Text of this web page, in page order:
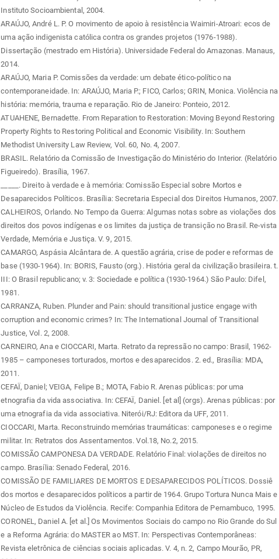
Instituto Socioambiental, 2004.
ARAÚJO, André L. P. O movimento de apoio à resistência Waimiri-Atroari: ecos de
uma ação indigenista católica contra os grandes projetos (1976-1988).
Dissertação (mestrado em História). Universidade Federal do Amazonas. Manaus,
2014.
ARAÚJO, Maria P. Comissões da verdade: um debate ético-político na
contemporaneidade. In: ARAÚJO, Maria P.; FICO, Carlos; GRIN, Monica. Violência na
história: memória, trauma e reparação. Rio de Janeiro: Ponteio, 2012.
ATUAHENE, Bernadette. From Reparation to Restoration: Moving Beyond Restoring
Property Rights to Restoring Political and Economic Visibility. In: Southern
Methodist University Law Review, Vol. 60, No. 4, 2007.
BRASIL. Relatório da Comissão de Investigação do Ministério do Interior. (Relatório
Figueiredo). Brasília, 1967.
_____. Direito à verdade e à memória: Comissão Especial sobre Mortos e
Desaparecidos Políticos. Brasília: Secretaria Especial dos Direitos Humanos, 2007.
CALHEIROS, Orlando. No Tempo da Guerra: Algumas notas sobre as violações dos
direitos dos povos indígenas e os limites da justiça de transição no Brasil. Re-vista
Verdade, Memória e Justiça. V. 9, 2015.
CAMARGO, Aspásia Alcântara de. A questão agrária, crise de poder e reformas de
base (1930-1964). In: BORIS, Fausto (org.). História geral da civilização brasileira. t.
III: O Brasil republicano; v. 3: Sociedade e política (1930-1964.) São Paulo: Difel,
1981.
CARRANZA, Ruben. Plunder and Pain: should transitional justice engage with
corruption and economic crimes? In: The International Journal of Transitional
Justice, Vol. 2, 2008.
CARNEIRO, Ana e CIOCCARI, Marta. Retrato da repressão no campo: Brasil, 1962-
1985 – camponeses torturados, mortos e desaparecidos. 2. ed., Brasília: MDA,
2011.
CEFAÏ, Daniel; VEIGA, Felipe B.; MOTA, Fabio R. Arenas públicas: por uma
etnografia da vida associativa. In: CEFAÏ, Daniel. [et al] (orgs). Arenas públicas: por
uma etnografia da vida associativa. Niterói/RJ: Editora da UFF, 2011.
CIOCCARI, Marta. Reconstruindo memórias traumáticas: camponeses e o regime
militar. In: Retratos dos Assentamentos. Vol.18, No.2, 2015.
COMISSÃO CAMPONESA DA VERDADE. Relatório Final: violações de direitos no
campo. Brasília: Senado Federal, 2016.
COMISSÃO DE FAMILIARES DE MORTOS E DESAPARECIDOS POLÍTICOS. Dossiê
dos mortos e desaparecidos políticos a partir de 1964. Grupo Tortura Nunca Mais e
Núcleo de Estudos da Violência. Recife: Companhia Editora de Pernambuco, 1995.
CORONEL, Daniel A. [et al.] Os Movimentos Sociais do campo no Rio Grande do Sul
e a Reforma Agrária: do MASTER ao MST. In: Perspectivas Contemporâneas:
Revista eletrônica de ciências sociais aplicadas. V. 4, n. 2, Campo Mourão, PR,